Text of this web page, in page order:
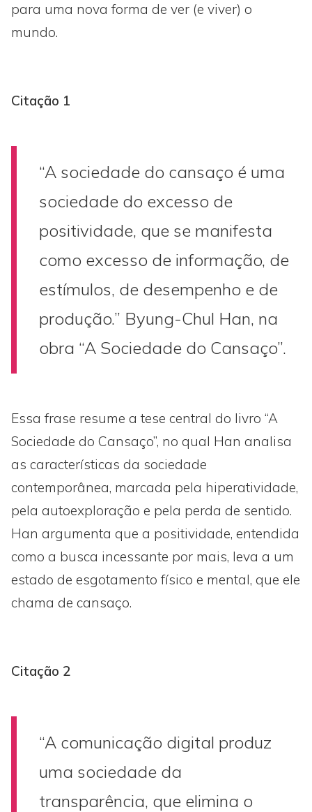
para uma nova forma de ver (e viver) o
mundo.
Citação 1
“A sociedade do cansaço é uma
sociedade do excesso de
positividade, que se manifesta
como excesso de informação, de
estímulos, de desempenho e de
produção.” Byung-Chul Han, na
obra “A Sociedade do Cansaço”.
Essa frase resume a tese central do livro “A
Sociedade do Cansaço”, no qual Han analisa
as características da sociedade
contemporânea, marcada pela hiperatividade,
pela autoexploração e pela perda de sentido.
Han argumenta que a positividade, entendida
como a busca incessante por mais, leva a um
estado de esgotamento físico e mental, que ele
chama de cansaço.
Citação 2
“A comunicação digital produz
uma sociedade da
transparência, que elimina o